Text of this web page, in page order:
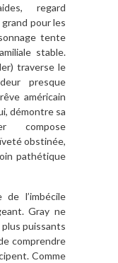
regard
pour les
tente
stable.
traverse le
presque
américain
démontre sa
compose
obstinée,
pathétique
l’imbécile
Gray ne
puissants
comprendre
Comme